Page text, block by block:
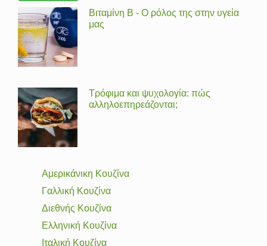
Βιταμίνη Β - Ο ρόλος της στην υγεία
μας
Τρόφιμα και ψυχολογία: πώς
αλληλοεπηρεάζονται;
Αμερικάνικη Κουζίνα
Γαλλική Κουζίνα
Διεθνής Κουζίνα
Ελληνική Κουζίνα
Ιταλική Κουζίνα